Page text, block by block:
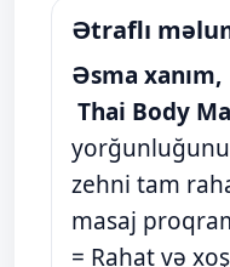
Ətraflı
Əsma
Thai Body
zehni tam
masaj
= Rahat və